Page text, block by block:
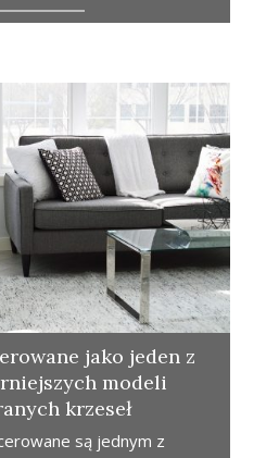
jako jeden z
modeli
krzeseł
są jednym z